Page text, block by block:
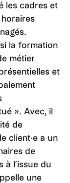
les cadres et
la formation
métier
et
». Avec, il
de
client·e a un
de
à l’issue du
une